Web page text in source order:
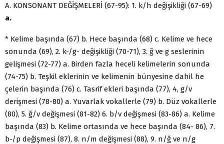
A. KONSONANT DEĞİŞMELERİ (67-95): 1. k/h değişikliği (67-69)
a.
* Kelime başında (67) b. Hece başında (68) c. Kelime ve hece
sonunda (69), 2. k-/g- değişikliği (70-71), 3. ğ ve g seslerinin
gelişmesi (72-77) a. Birden fazla heceli kelimelerin sonunda
(74-75) b. Teşkil eklerinin ve kelimenin bünyesine dahil he
çelerin başında (76) c. Tasrif ekleri başında (77), 4, g/v
derişmesi (78-80) a. Yu­varlak vokallerle (79) b. Düz vokallerle
(80), 5. ğ/v değişmesi (81-82) 6. b/v de­ğişmesi (83-86) a. Kelime
başında (83) b. Kelime ortasında ve hece başında (84- 86), 7.
b-/p değişmesi (87), 8. n/m değişmesi (88), 9. n/ğ ve n/g